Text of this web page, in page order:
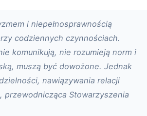
i niepełnosprawnością
codziennych czynnościach.
komunikują, nie rozumieją norm i
muszą być dowożone. Jednak
nawiązywania relacji
, przewodnicząca Stowarzyszenia